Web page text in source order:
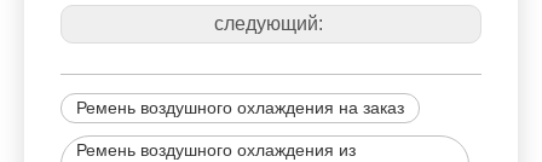
следующий:
Ремень воздушного охлаждения на заказ
Ремень воздушного охлаждения из